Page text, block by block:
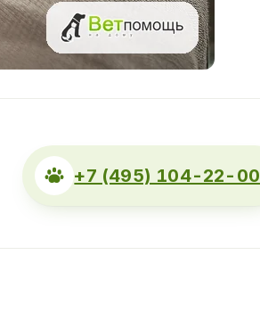
+7 (495) 104-22-00